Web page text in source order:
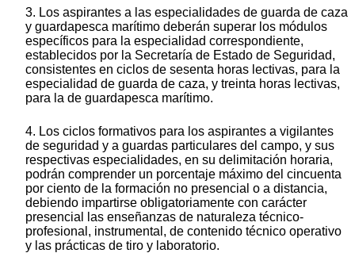
3. Los aspirantes a las especialidades de guarda de caza
y guardapesca marítimo deberán superar los módulos
específicos para la especialidad correspondiente,
establecidos por la Secretaría de Estado de Seguridad,
consistentes en ciclos de sesenta horas lectivas, para la
especialidad de guarda de caza, y treinta horas lectivas,
para la de guardapesca marítimo.
4. Los ciclos formativos para los aspirantes a vigilantes
de seguridad y a guardas particulares del campo, y sus
respectivas especialidades, en su delimitación horaria,
podrán comprender un porcentaje máximo del cincuenta
por ciento de la formación no presencial o a distancia,
debiendo impartirse obligatoriamente con carácter
presencial las enseñanzas de naturaleza técnico-
profesional, instrumental, de contenido técnico operativo
y las prácticas de tiro y laboratorio.